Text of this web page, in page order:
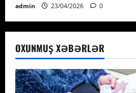
admin 23/04/2026 0
OXUNMUŞ XƏBƏRLƏR